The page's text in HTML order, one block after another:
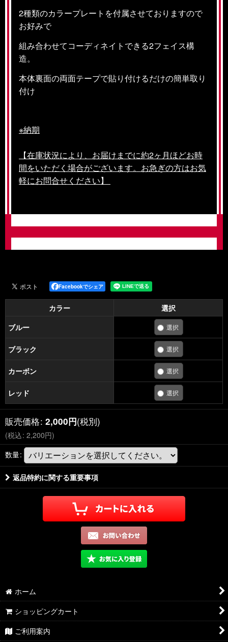
2種類のカラープレートを付属させておりますので
お好みで
組み合わせてコーディネイトできる2フェイス構
造。
本体裏面の両面テープで貼り付けるだけの簡単取り
付け
※納期
【在庫状況により、お届けまでに約2ヶ月ほどお時
間をいただく場合がございます。お急ぎの方はお気
軽にお問合せください】
Facebookでシェア
カラー
選択
ブルー
ブラック
カーボン
レッド
販売価格: 2,000円(税別)
(税込: 2,200円)
数量:
返品特約に関する重要事項
ホーム
ショッピングカート
ご利用案内